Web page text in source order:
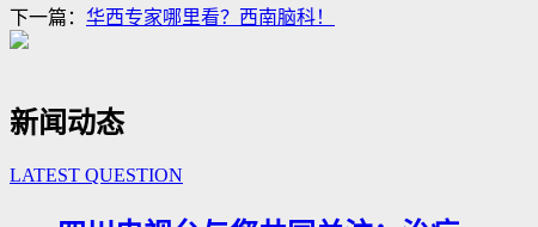
下一篇： 华西专家哪里看？西南脑科！
新闻动态
LATEST QUESTION